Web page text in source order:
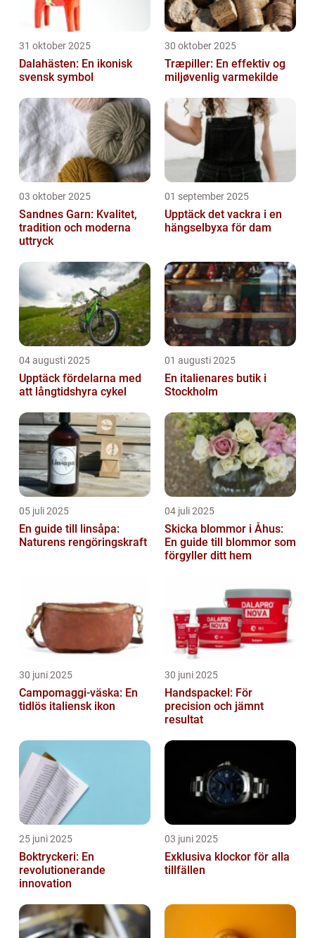
31 oktober 2025
Dalahästen: En ikonisk
svensk symbol
30 oktober 2025
Træpiller: En effektiv og
miljøvenlig varmekilde
03 oktober 2025
Sandnes Garn: Kvalitet,
tradition och moderna
uttryck
01 september 2025
Upptäck det vackra i en
hängselbyxa för dam
04 augusti 2025
Upptäck fördelarna med
att långtidshyra cykel
01 augusti 2025
En italienares butik i
Stockholm
05 juli 2025
En guide till linsåpa:
Naturens rengöringskraft
04 juli 2025
Skicka blommor i Åhus:
En guide till blommor som
förgyller ditt hem
30 juni 2025
Campomaggi-väska: En
tidlös italiensk ikon
30 juni 2025
Handspackel: För
precision och jämnt
resultat
25 juni 2025
Boktryckeri: En
revolutionerande
innovation
03 juni 2025
Exklusiva klockor för alla
tillfällen